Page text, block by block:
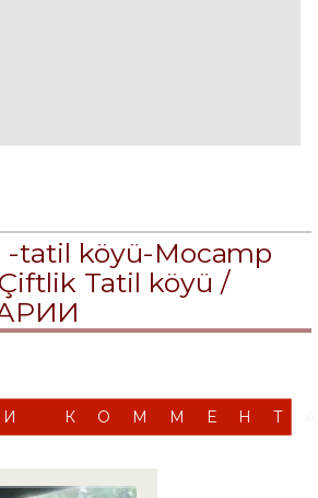
-tatil köyü-Mocamp
Tatil köyü /